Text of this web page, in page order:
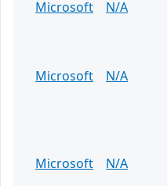
Microsoft N/A
Microsoft
N/A
Microsoft
N/A